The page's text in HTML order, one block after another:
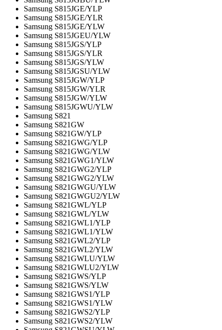
Samsung S815JGE/YLP
Samsung S815JGE/YLR
Samsung S815JGE/YLW
Samsung S815JGEU/YLW
Samsung S815JGS/YLP
Samsung S815JGS/YLR
Samsung S815JGS/YLW
Samsung S815JGSU/YLW
Samsung S815JGW/YLP
Samsung S815JGW/YLR
Samsung S815JGW/YLW
Samsung S815JGWU/YLW
Samsung S821
Samsung S821GW
Samsung S821GW/YLP
Samsung S821GWG/YLP
Samsung S821GWG/YLW
Samsung S821GWG1/YLW
Samsung S821GWG2/YLP
Samsung S821GWG2/YLW
Samsung S821GWGU/YLW
Samsung S821GWGU2/YLW
Samsung S821GWL/YLP
Samsung S821GWL/YLW
Samsung S821GWL1/YLP
Samsung S821GWL1/YLW
Samsung S821GWL2/YLP
Samsung S821GWL2/YLW
Samsung S821GWLU/YLW
Samsung S821GWLU2/YLW
Samsung S821GWS/YLP
Samsung S821GWS/YLW
Samsung S821GWS1/YLP
Samsung S821GWS1/YLW
Samsung S821GWS2/YLP
Samsung S821GWS2/YLW